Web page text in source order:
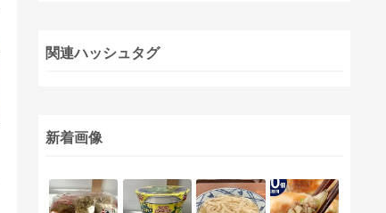
関連ハッシュタグ
新着画像